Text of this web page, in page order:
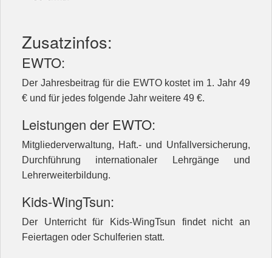
Zusatzinfos:
EWTO:
Der Jahresbeitrag für die EWTO kostet im 1. Jahr 49
€ und für jedes folgende Jahr weitere 49 €.
Leistungen der EWTO:
Mitgliederverwaltung, Haft.- und Unfallversicherung,
Durchführung internationaler Lehrgänge und
Lehrerweiterbildung.
Kids-WingTsun:
Der Unterricht für Kids-WingTsun findet nicht an
Feiertagen oder Schulferien statt.